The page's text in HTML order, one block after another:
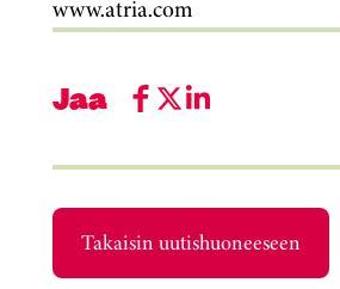
www.atria.com
Jaa
Takaisin uutishuoneeseen